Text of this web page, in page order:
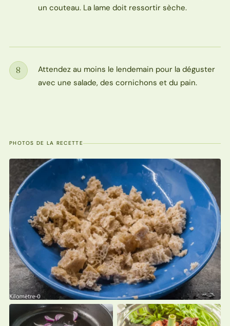
un couteau. La lame doit ressortir sèche.
Étape
8
Attendez au moins le lendemain pour la déguster
avec une salade, des cornichons et du pain.
PHOTOS DE LA RECETTE